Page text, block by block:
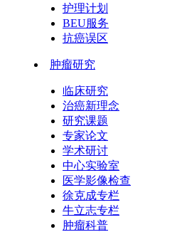
护理计划
BEU服务
抗癌误区
肿瘤研究
临床研究
治癌新理念
研究课题
专家论文
学术研讨
中心实验室
医学影像检查
徐克成专栏
牛立志专栏
肿瘤科普